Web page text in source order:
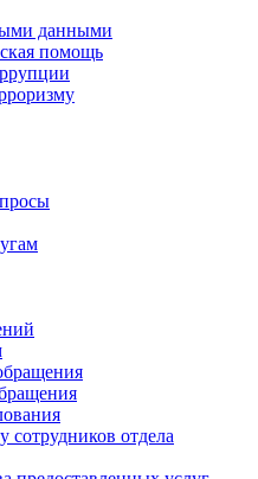
данными
помощь
сотрудников отдела